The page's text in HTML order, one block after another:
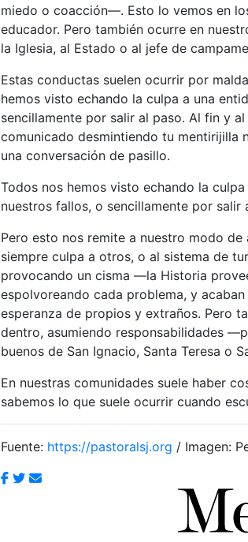
miedo o coacción—. Esto lo vemos en
educador. Pero también ocurre en
la Iglesia, al Estado o al jefe de
Estas conductas suelen ocurrir por
hemos visto echando la culpa a una
sencillamente por salir al paso. Al fin y
comunicado desmintiendo tu mentirijilla
una conversación de pasillo.
Todos nos hemos visto echando la
nuestros fallos, o sencillamente por salir
Pero esto nos remite a nuestro modo
siempre culpa a otros, o al sistema de
provocando un cisma —la Historia
espolvoreando cada problema, y
esperanza de propios y extraños. Pero
dentro, asumiendo responsabilidades
buenos de San Ignacio, Santa Teresa o
En nuestras comunidades suele haber
sabemos lo que suele ocurrir cuando
Fuente: https://pastoralsj.org / Imagen: